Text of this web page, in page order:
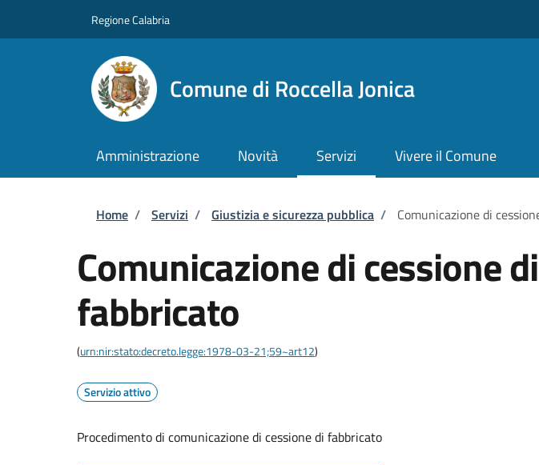
Regione Calabria
Comune di Roccella Jonica
Amministrazione Novità Servizi Vivere il Comune
Briciole di pane
Home / Servizi / Giustizia e sicurezza pubblica / Comunicazione di
Comunicazione di cessione di
fabbricato
(urn:nir:stato:decreto.legge:1978-03-21;59~art12)
Servizio attivo
Procedimento di comunicazione di cessione di fabbricato